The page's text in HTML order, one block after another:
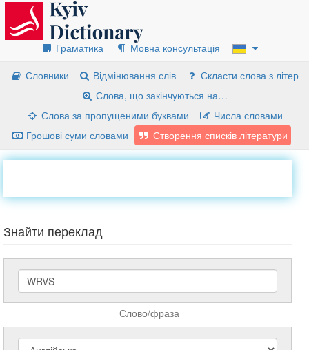
Граматика
Мовна консультація
Словники
Відмінювання слів
Скласти слова з літер
Слова, що закінчуються на…
Слова за пропущеними буквами
Числа словами
Грошові суми словами
Створення списків літератури
Знайти переклад
Слово/фраза